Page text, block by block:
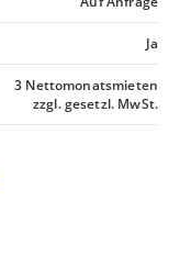
Ja
3 Nettomonatsmieten
zzgl. gesetzl. MwSt.